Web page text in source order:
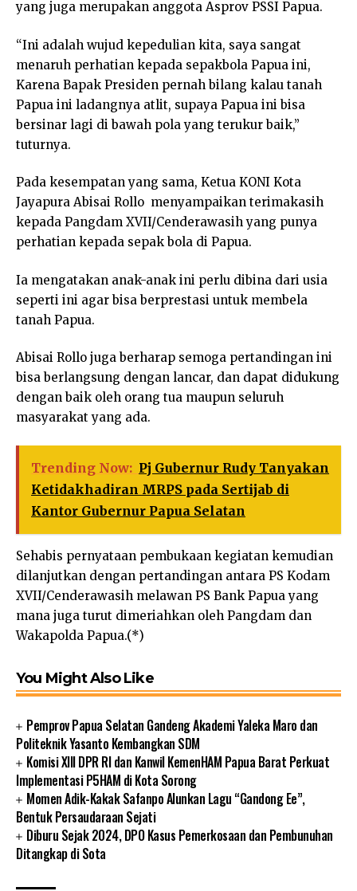
yang juga merupakan anggota Asprov PSSI Papua.
“Ini adalah wujud kepedulian kita, saya sangat
menaruh perhatian kepada sepakbola Papua ini,
Karena Bapak Presiden pernah bilang kalau tanah
Papua ini ladangnya atlit, supaya Papua ini bisa
bersinar lagi di bawah pola yang terukur baik,”
tuturnya.
Pada kesempatan yang sama, Ketua KONI Kota
Jayapura Abisai Rollo menyampaikan terimakasih
kepada Pangdam XVII/Cenderawasih yang punya
perhatian kepada sepak bola di Papua.
Ia mengatakan anak-anak ini perlu dibina dari usia
seperti ini agar bisa berprestasi untuk membela
tanah Papua.
Abisai Rollo juga berharap semoga pertandingan ini
bisa berlangsung dengan lancar, dan dapat didukung
dengan baik oleh orang tua maupun seluruh
masyarakat yang ada.
Trending Now: Pj Gubernur Rudy Tanyakan
Ketidakhadiran MRPS pada Sertijab di
Kantor Gubernur Papua Selatan
Sehabis pernyataan pembukaan kegiatan kemudian
dilanjutkan dengan pertandingan antara PS Kodam
XVII/Cenderawasih melawan PS Bank Papua yang
mana juga turut dimeriahkan oleh Pangdam dan
Wakapolda Papua.(*)
You Might Also Like
Pemprov Papua Selatan Gandeng Akademi Yaleka Maro dan
Politeknik Yasanto Kembangkan SDM
Komisi XIII DPR RI dan Kanwil KemenHAM Papua Barat Perkuat
Implementasi P5HAM di Kota Sorong
Momen Adik-Kakak Safanpo Alunkan Lagu “Gandong Ee”,
Bentuk Persaudaraan Sejati
Diburu Sejak 2024, DPO Kasus Pemerkosaan dan Pembunuhan
Ditangkap di Sota